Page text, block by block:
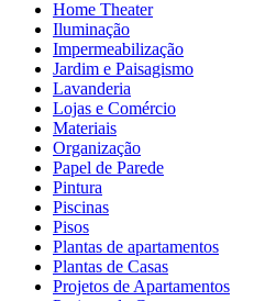
Home Theater
Iluminação
Impermeabilização
Jardim e Paisagismo
Lavanderia
Lojas e Comércio
Materiais
Organização
Papel de Parede
Pintura
Piscinas
Pisos
Plantas de apartamentos
Plantas de Casas
Projetos de Apartamentos